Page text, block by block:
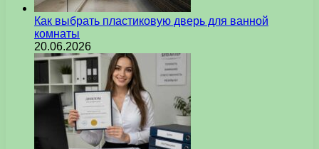
Как выбрать пластиковую дверь для ванной
комнаты
20.06.2026